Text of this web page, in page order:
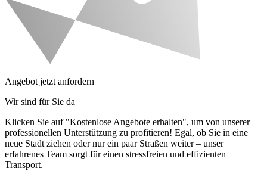
Angebot jetzt anfordern
Wir sind für Sie da
Klicken Sie auf "Kostenlose Angebote erhalten", um von unserer
professionellen Unterstützung zu profitieren! Egal, ob Sie in eine
neue Stadt ziehen oder nur ein paar Straßen weiter – unser
erfahrenes Team sorgt für einen stressfreien und effizienten
Transport.